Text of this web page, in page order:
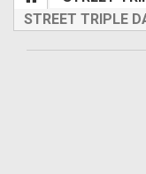
STREET TRIPLE